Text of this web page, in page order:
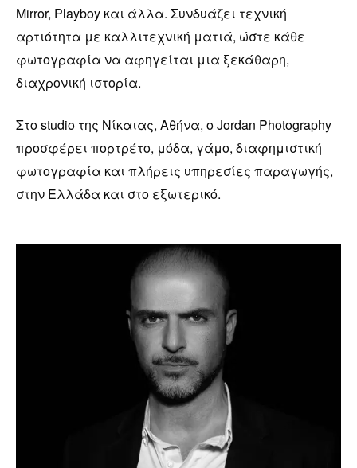
Mirror, Playboy και άλλα. Συνδυάζει τεχνική
αρτιότητα με καλλιτεχνική ματιά, ώστε κάθε
φωτογραφία να αφηγείται μια ξεκάθαρη,
διαχρονική ιστορία.
Στο studio της Νίκαιας, Αθήνα, ο Jordan Photography
προσφέρει πορτρέτο, μόδα, γάμο, διαφημιστική
φωτογραφία και πλήρεις υπηρεσίες παραγωγής,
στην Ελλάδα και στο εξωτερικό.